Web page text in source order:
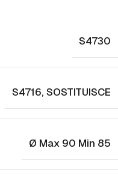
S4730
S4716, SOSTITUISCE
Ø Max 90 Min 85